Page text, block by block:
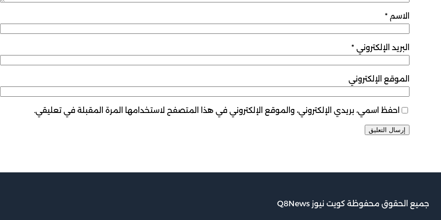
الاسم *
البريد الإلكتروني *
الموقع الإلكتروني
احفظ اسمي، بريدي الإلكتروني، والموقع الإلكتروني في هذا المتصفح لاستخدامها المرة المقبلة في تعليقي.
جميع الحقوق محفوظة كويت نيوز Q8News